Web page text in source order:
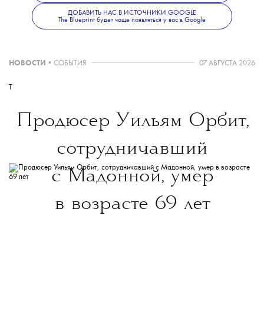
ДОБАВИТЬ НАС В ИСТОЧНИКИ GOOGLE
The Blueprint будет чаще появляться у вас в Google
НОВОСТИ • СОБЫТИЯ 07 АВГУСТА 2026
T
Продюсер Уильям Орбит,
сотрудничавший
с Мадонной, умер
в возрасте 69 лет